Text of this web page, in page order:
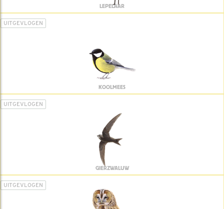
LEPELAAR
UITGEVLOGEN
KOOLMEES
UITGEVLOGEN
GIERZWALUW
UITGEVLOGEN